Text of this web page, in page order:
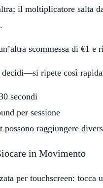
il moltiplicatore salta
scommessa di €1 e
ripete così
secondi
per sessione
raggiungere
in Movimento
per touchscreen: tocca